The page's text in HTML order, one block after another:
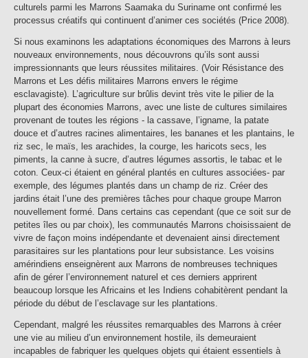
culturels parmi les Marrons Saamaka du Suriname ont confirmé les
processus créatifs qui continuent d’animer ces sociétés (Price 2008).
Si nous examinons les adaptations économiques des Marrons à leurs
nouveaux environnements, nous découvrons qu’ils sont aussi
impressionnants que leurs réussites militaires. (Voir Résistance des
Marrons et Les défis militaires Marrons envers le régime
esclavagiste). L’agriculture sur brûlis devint très vite le pilier de la
plupart des économies Marrons, avec une liste de cultures similaires
provenant de toutes les régions - la cassave, l’igname, la patate
douce et d’autres racines alimentaires, les bananes et les plantains, le
riz sec, le maïs, les arachides, la courge, les haricots secs, les
piments, la canne à sucre, d’autres légumes assortis, le tabac et le
coton. Ceux-ci étaient en général plantés en cultures associées- par
exemple, des légumes plantés dans un champ de riz. Créer des
jardins était l’une des premières tâches pour chaque groupe Marron
nouvellement formé. Dans certains cas cependant (que ce soit sur de
petites îles ou par choix), les communautés Marrons choisissaient de
vivre de façon moins indépendante et devenaient ainsi directement
parasitaires sur les plantations pour leur subsistance. Les voisins
amérindiens enseignèrent aux Marrons de nombreuses techniques
afin de gérer l’environnement naturel et ces derniers apprirent
beaucoup lorsque les Africains et les Indiens cohabitèrent pendant la
période du début de l’esclavage sur les plantations.
Cependant, malgré les réussites remarquables des Marrons à créer
une vie au milieu d’un environnement hostile, ils demeuraient
incapables de fabriquer les quelques objets qui étaient essentiels à